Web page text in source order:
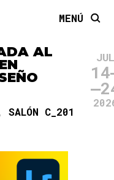
MENÚ
JUL
14
AL
SALÓN C_201